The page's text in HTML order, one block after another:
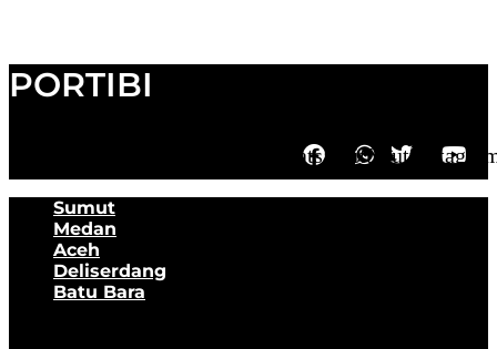
PORTIBI
WhatsappTwitterYoutube
Sumut
Medan
Aceh
Deliserdang
Batu Bara